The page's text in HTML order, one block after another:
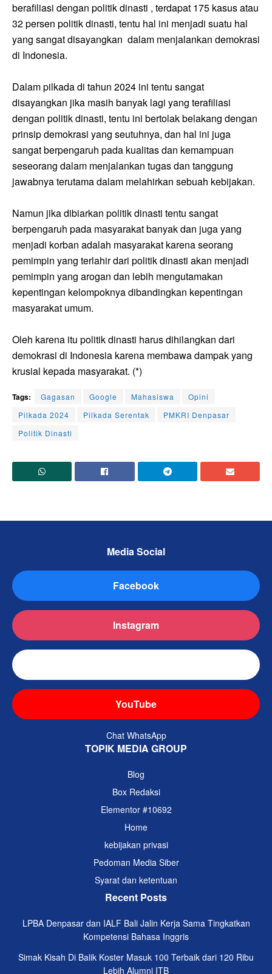
berafiliasi dengan politik dinasti , terdapat 175 kasus atau
32 persen politik dinasti, tentu hal ini menjadi suatu hal
yang sangat disayangkan dalam menjalankan demokrasi
di Indonesia.
Dalam pilkada di tahun 2024 ini tentu sangat
disayangkan jika masih banyak lagi yang terafiliasi
dengan politik dinasti, tentu ini bertolak belakang dengan
prinsip demokrasi yang seutuhnya, dan hal ini juga
sangat berpengaruh pada kualitas dan kemampuan
seseorang dalam menjalankan tugas dan tanggung
jawabnya terutama dalam melahirkan sebuah kebijakan.
Namun jika dibiarkan politik dinasti tentu sangat
berpengaruh pada masyarakat banyak dan juga yang
menjadi korban adalah masyarakat karena seorang
pemimpin yang terlahir dari politik dinasti akan menjadi
pemimpin yang arogan dan lebih mengutamakan
kepentingan kelompoknya dibandingkan kepentingan
masyarakat umum.
Oleh karena itu politik dinasti harus dihilangkan dari
demokrasi di Indonesia karena membawa dampak yang
krusial kepada masyarakat. (*)
Tags: Gagasan Google Mahasiswa
Opini
Pilkada 2024
Pilkada Serentak
PMKRI Denpasar
Politik Dinasti
Media Social
Facebook
Instagram
YouTube
Chat WhatsApp
TOPIK MEDIA GROUP
Blog
Box Redaksi
Elementor #10692
Home
kebijakan privasi
Pedoman Media Siber
Syarat dan ketentuan
Recent Posts
LPBA Denpasar dan IALF Bali Jalin Kerja Sama Tingkatkan
Kompetensi Bahasa Inggris
Simak Kisah Di Balik Koster Masuk 100 Terbaik dari 120 Ribu
Lebih Alumni ITB